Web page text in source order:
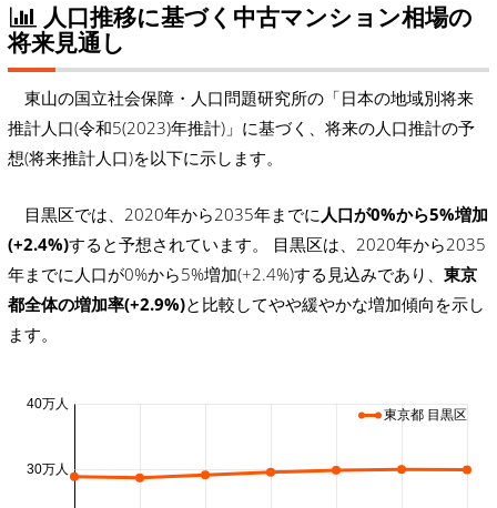
人口推移に基づく中古マンション相場の
将来見通し
東山の国立社会保障・人口問題研究所の「日本の地域別将来
推計人口(令和5(2023)年推計)」に基づく、将来の人口推計の予
想(将来推計人口)を以下に示します。
目黒区では、2020年から2035年までに 人口が0%から5%増加
(+2.4%)すると予想されています。 目黒区は、2020年から2035
年までに人口が0%から5%増加(+2.4%)する見込みであり、 東京
都全体の増加率(+2.9%)と比較してやや緩やかな増加傾向を示し
ます。
30万人
40万人
東京都 目黒区